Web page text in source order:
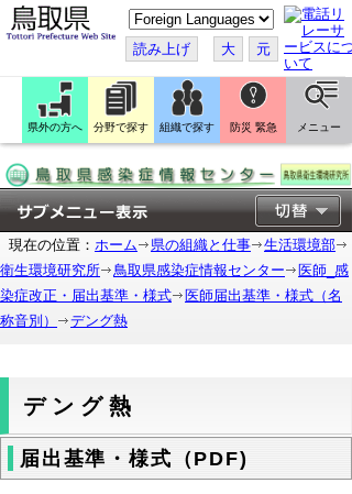
こ
の
ペ
ー
ジ
翻
訳
す
読み上げ 大 元
県外の方へ 分野で探す 組織で探す 防災 緊急 メニュー
現在の位置： ホーム 県の組織と仕事
生活環境部
衛生環境研究所
鳥取県感染症情報センター
医師_感
染症改正・届出基準・様式
医師届出基準・様式（名
称音別）
デング熱
デング熱
届出基準・様式（PDF)